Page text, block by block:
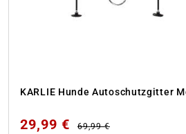
KARLIE Hunde Autoschutzgitter
29,99 €
69,99 €